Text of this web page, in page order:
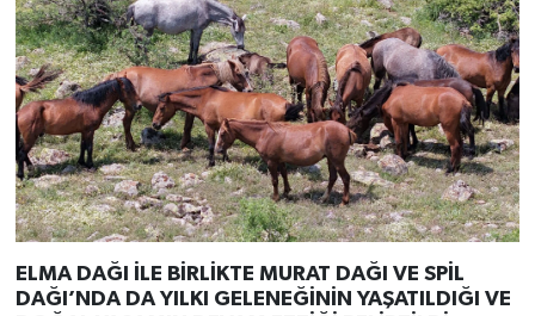
ELMA DAĞI İLE BİRLİKTE MURAT DAĞI VE SPİL
DAĞI’NDA DA YILKI GELENEĞİNİN YAŞATILDIĞI VE